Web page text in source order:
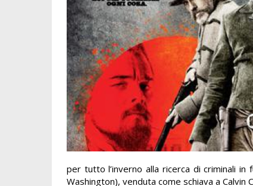
per tutto l’inverno alla ricerca di criminali
Washington), venduta come schiava a